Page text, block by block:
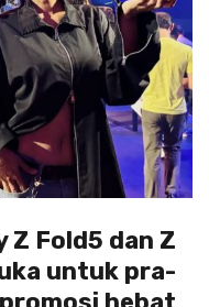
Z Fold5 dan Z
untuk pra-